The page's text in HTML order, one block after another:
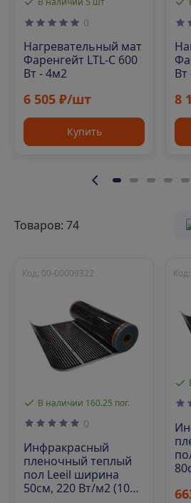
0
Нагревательный мат
Фаренгейт LTL-C 600
Вт - 4м2
6 505 ₽/шт
Купить
8
Товаров: 74
В наличии 160.25 пог.
Код: 00-00009322
0
Инфракрасный
пленочный теплый
пол Leeil ширина
50см, 220 Вт/м2 (100